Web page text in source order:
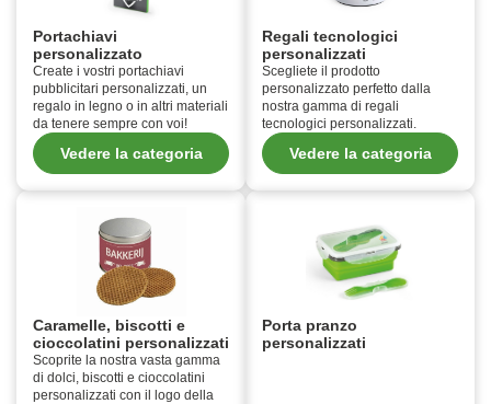
Portachiavi
personalizzato
Create i vostri portachiavi
pubblicitari personalizzati, un
regalo in legno o in altri materiali
da tenere sempre con voi!
Vedere la categoria
Regali tecnologici
personalizzati
Scegliete il prodotto
personalizzato perfetto dalla
nostra gamma di regali
tecnologici personalizzati.
Vedere la categoria
Caramelle, biscotti e
cioccolatini personalizzati
Scoprite la nostra vasta gamma
di dolci, biscotti e cioccolatini
personalizzati con il logo della
Porta pranzo
personalizzati